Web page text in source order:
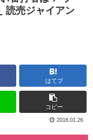
読売ジャイアン
はてブ
コピー
2016.01.26